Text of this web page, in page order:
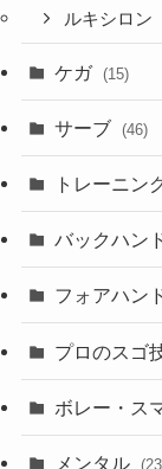
ルキシロン
ケガ (15)
サーブ (46)
トレーニン
バックハン
フォアハン
プロのスゴ
ボレー・ス
メンタル